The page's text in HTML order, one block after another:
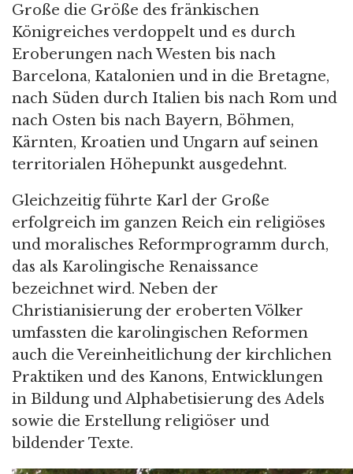
Große die Größe des fränkischen
Königreiches verdoppelt und es durch
Eroberungen nach Westen bis nach
Barcelona, Katalonien und in die Bretagne,
nach Süden durch Italien bis nach Rom und
nach Osten bis nach Bayern, Böhmen,
Kärnten, Kroatien und Ungarn auf seinen
territorialen Höhepunkt ausgedehnt.
Gleichzeitig führte Karl der Große
erfolgreich im ganzen Reich ein religiöses
und moralisches Reformprogramm durch,
das als Karolingische Renaissance
bezeichnet wird. Neben der
Christianisierung der eroberten Völker
umfassten die karolingischen Reformen
auch die Vereinheitlichung der kirchlichen
Praktiken und des Kanons, Entwicklungen
in Bildung und Alphabetisierung des Adels
sowie die Erstellung religiöser und
bildender Texte.